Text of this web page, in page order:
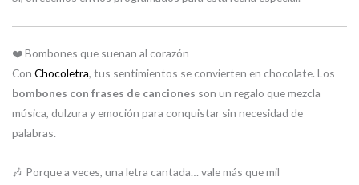
❤️ Bombones que suenan al corazón
Con Chocoletra, tus sentimientos se convierten en chocolate. Los
bombones con frases de canciones son un regalo que mezcla
música, dulzura y emoción para conquistar sin necesidad de
palabras.
🎶 Porque a veces, una letra cantada… vale más que mil